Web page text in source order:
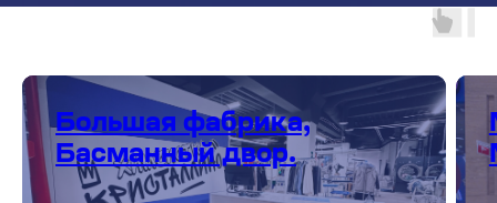
Большая фабрика,
Басманный двор.